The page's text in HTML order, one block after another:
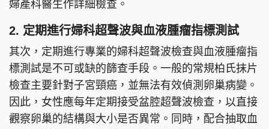
婦產科醫生作詳細檢查。
2. 定期進行婦科超聲波與血液腫瘤指標測試
其次，定期進行專業的婦科超聲波檢查與血液腫瘤指
標測試是不可或缺的篩查手段。一般的常規柏氏抹片
檢查主要針對子宮頸癌，並無法有效偵測卵巢病變。
因此，女性應每年定期接受盆腔超聲波檢查，以直接
觀察卵巢的結構與大小是否異常。同時，配合抽取血